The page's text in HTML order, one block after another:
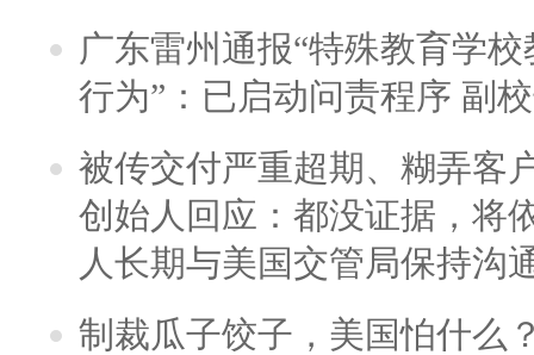
广东雷州通报“特殊教育学
行为”：已启动问责程序 副
被传交付严重超期、糊弄客
创始人回应：都没证据，将
人长期与美国交管局保持沟
制裁瓜子饺子，美国怕什么